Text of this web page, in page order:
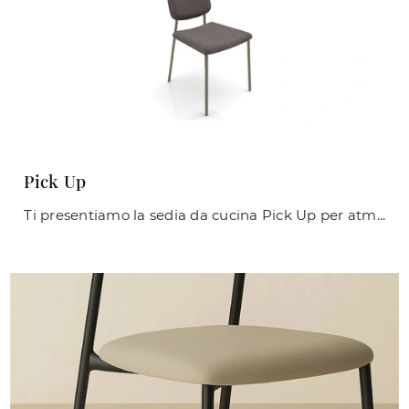
Pick Up
Ti presentiamo la sedia da cucina Pick Up per atmosfere moderne, tra le più esclusive Sedie fisse di Zamagna.